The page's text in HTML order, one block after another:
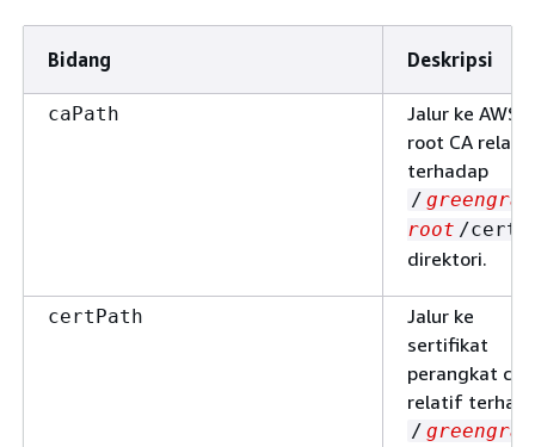
Bidang Deskripsi
caPath
Jalur ke AWS
root CA relatif
terhadap
/
root /certs
direktori.
certPath
Jalur ke
sertifikat
perangkat
relatif
/